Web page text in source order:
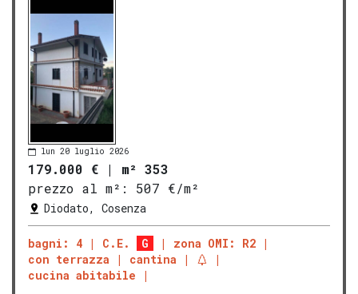
lun 20 luglio 2026
179.000 € | m² 353
prezzo al m²:
507 €/m²
Diodato, Cosenza
bagni: 4 C.E. G
zona OMI: R2
con terrazza
cantina
cucina abitabile